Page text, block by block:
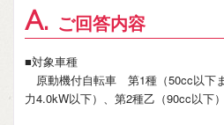
A. ご回答内容
■対象車種
原動機付自転車 第1種（50cc以下
力4.0kW以下）、第2種乙（90cc以下